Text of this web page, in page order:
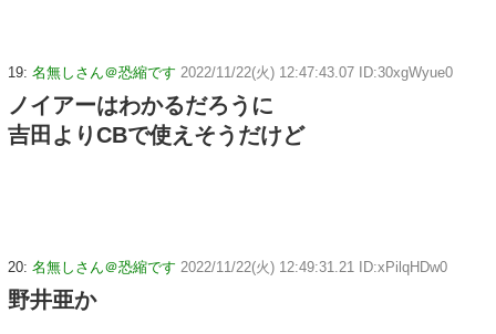
19: 名無しさん＠恐縮です 2022/11/22(火) 12:47:43.07 ID:30xgWyue0
ノイアーはわかるだろうに
吉田よりCBで使えそうだけど
20: 名無しさん＠恐縮です 2022/11/22(火) 12:49:31.21 ID:xPilqHDw0
野井亜か